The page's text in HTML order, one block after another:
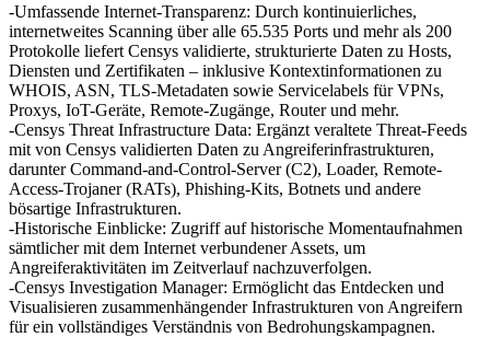
-Umfassende Internet-Transparenz: Durch kontinuierliches,
internetweites Scanning über alle 65.535 Ports und mehr als 200
Protokolle liefert Censys validierte, strukturierte Daten zu Hosts,
Diensten und Zertifikaten – inklusive Kontextinformationen zu
WHOIS, ASN, TLS-Metadaten sowie Servicelabels für VPNs,
Proxys, IoT-Geräte, Remote-Zugänge, Router und mehr.
-Censys Threat Infrastructure Data: Ergänzt veraltete Threat-Feeds
mit von Censys validierten Daten zu Angreiferinfrastrukturen,
darunter Command-and-Control-Server (C2), Loader, Remote-
Access-Trojaner (RATs), Phishing-Kits, Botnets und andere
bösartige Infrastrukturen.
-Historische Einblicke: Zugriff auf historische Momentaufnahmen
sämtlicher mit dem Internet verbundener Assets, um
Angreiferaktivitäten im Zeitverlauf nachzuverfolgen.
-Censys Investigation Manager: Ermöglicht das Entdecken und
Visualisieren zusammenhängender Infrastrukturen von Angreifern
für ein vollständiges Verständnis von Bedrohungskampagnen.